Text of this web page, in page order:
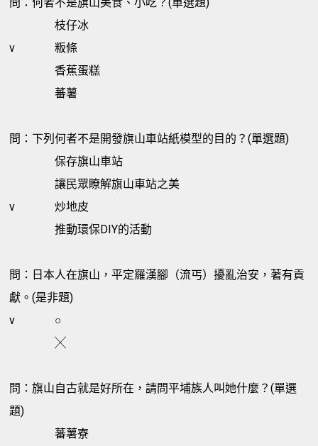
枝仔冰
v
粄條
香蕉蛋糕
蕃薯
問：下列何者不是開發旗山車站紙模型的目的？(單選題)
保存旗山車站
讓民眾瞭解旗山車站之美
v
炒地皮
推動環保DIY的活動
問：日本人在旗山，平定羅漢腳（流丐）擾亂治安，著有貢
獻。(是非題)
v
○
╳
問：旗山自古就是好所在，請問平埔族人叫她什麼？(單選
題)
蕃薯寮